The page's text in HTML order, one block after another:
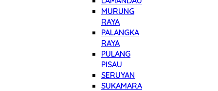
MURUNG
RAYA
PALANGKA
RAYA
PULANG
PISAU
SERUYAN
SUKAMARA